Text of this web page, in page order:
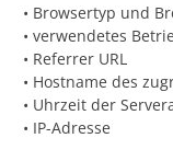
• Browsertyp und
• verwendetes
• Referrer URL
• Hostname des
• Uhrzeit der
• IP-Adresse